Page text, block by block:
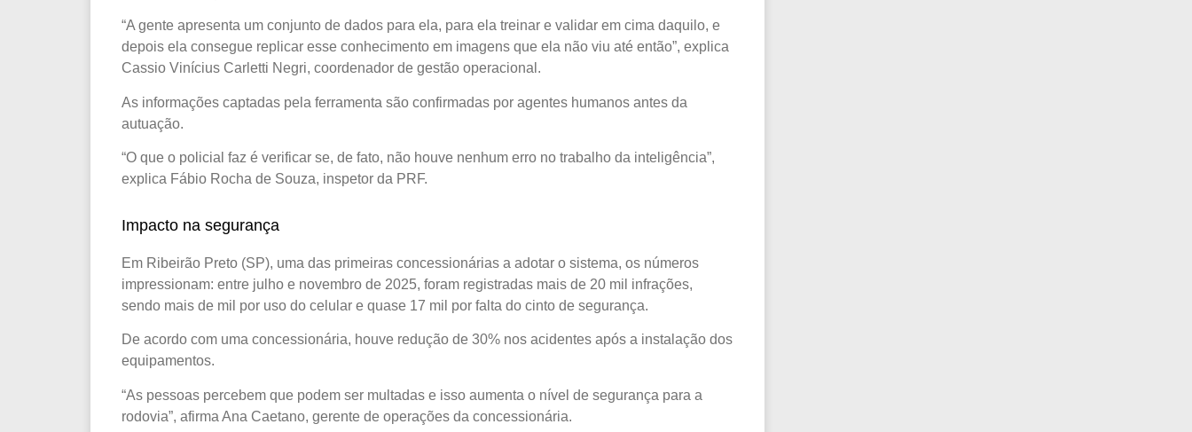
“A gente apresenta um conjunto de dados para ela, para ela treinar e validar em cima daquilo, e
depois ela consegue replicar esse conhecimento em imagens que ela não viu até então”, explica
Cassio Vinícius Carletti Negri, coordenador de gestão operacional.
As informações captadas pela ferramenta são confirmadas por agentes humanos antes da
autuação.
“O que o policial faz é verificar se, de fato, não houve nenhum erro no trabalho da inteligência”,
explica Fábio Rocha de Souza, inspetor da PRF.
Impacto na segurança
Em Ribeirão Preto (SP), uma das primeiras concessionárias a adotar o sistema, os números
impressionam: entre julho e novembro de 2025, foram registradas mais de 20 mil infrações,
sendo mais de mil por uso do celular e quase 17 mil por falta do cinto de segurança.
De acordo com uma concessionária, houve redução de 30% nos acidentes após a instalação dos
equipamentos.
“As pessoas percebem que podem ser multadas e isso aumenta o nível de segurança para a
rodovia”, afirma Ana Caetano, gerente de operações da concessionária.